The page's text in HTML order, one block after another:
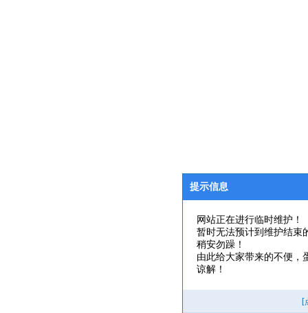
提示信息
网站正在进行临时维护！
暂时无法预计到维护结束
稍安勿躁！
由此给大家带来的不便，
谅解！
[